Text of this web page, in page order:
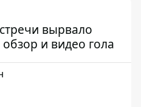
вырвало
и видео гола